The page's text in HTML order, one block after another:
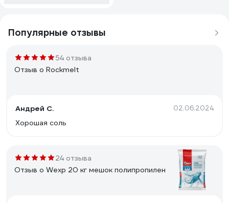
Популярные отзывы
54 отзыва
Отзыв о Rockmelt
Андрей С. 02.06.2024
Хорошая соль
24 отзыва
Отзыв о Wexp 20 кг мешок полипропилен